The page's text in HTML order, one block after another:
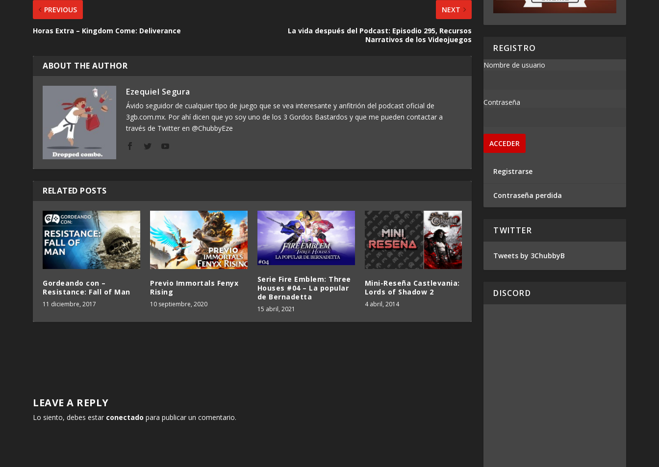
PREVIOUS
Horas Extra – Kingdom Come: Deliverance
NEXT
La vida después del Podcast: Episodio 295, Recursos
Narrativos de los Videojuegos
ABOUT THE AUTHOR
Ezequiel Segura
Ávido seguidor de cualquier tipo de juego que se vea interesante y anfitrión del podcast oficial de
3gb.com.mx. Por ahí dicen que yo soy uno de los 3 Gordos Bastardos y que me pueden contactar a
través de Twitter en @ChubbyEze
RELATED POSTS
Gordeando con –
Resistance: Fall of Man
11 diciembre, 2017
Previo Immortals Fenyx
Rising
10 septiembre, 2020
Serie Fire Emblem: Three
Houses #04 – La popular
de Bernadetta
15 abril, 2021
Mini-Reseña Castlevania:
Lords of Shadow 2
4 abril, 2014
LEAVE A REPLY
Lo siento, debes estar conectado para publicar un comentario.
REGISTRO
Nombre de usuario
Contraseña
Registrarse
Contraseña perdida
TWITTER
Tweets by 3ChubbyB
DISCORD